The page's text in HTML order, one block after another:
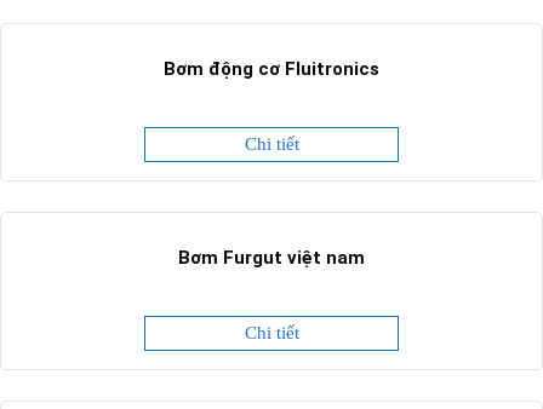
Bơm động cơ Fluitronics
Chi tiết
Bơm Furgut việt nam
Chi tiết